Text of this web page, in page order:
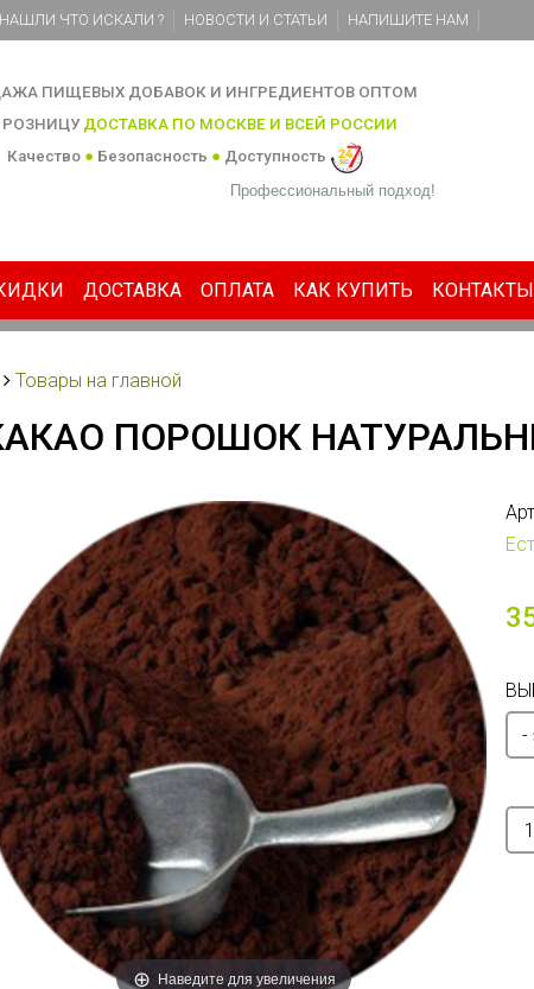
ЧТО ИСКАЛИ ? НОВОСТИ И СТАТЬИ НАПИШИТЕ НАМ
ПИЩЕВЫХ ДОБАВОК И ИНГРЕДИЕНТОВ ОПТОМ
РОЗНИЦУ ДОСТАВКА ПО МОСКВЕ И ВСЕЙ РОССИИ
Качество ● Безопасность ● Доступность
Профессиональный подход!
ДОСТАВКА ОПЛАТА КАК КУПИТЬ КОНТАКТЫ
Товары на главной
ПОРОШОК
Наведите для увеличения